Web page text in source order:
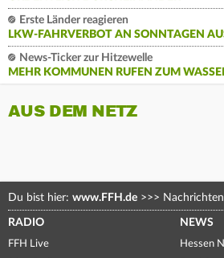
Erste Länder reagieren
LKW-FAHRVERBOT AN SONNTAGEN
News-Ticker zur Hitzewelle
MEHR KOMMUNEN RUFEN ZUM
AUS DEM NETZ
Du bist hier: www.FFH.de >>> Nachrichten
RADIO
FFH Live
NEWS
Hessen